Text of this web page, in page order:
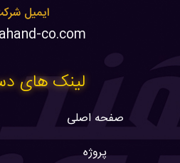
ایمیل
co.com
لینک های
صفحه اصلی
پروژه